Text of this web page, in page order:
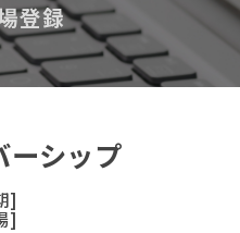
登録
ーシップ
]
]